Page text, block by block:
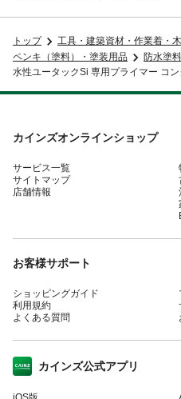
トップ
工具・建築資材・作業着・
ペンキ（塗料）・塗装用品
防水塗料
水性ユータックSi 専用プライマー コ
カインズオンラインショップ
サービス一覧
サイトマップ
店舗情報
お客様サポート
ショッピングガイド
利用規約
よくある質問
カインズ公式アプリ